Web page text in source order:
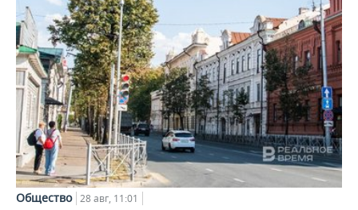
Общество 28 авг, 11:01